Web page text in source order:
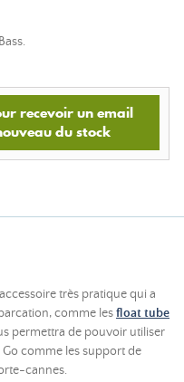
recevoir un email
du stock
très pratique qui a
comme lesfloat tube
permettra de pouvoir utiliser
comme les support de
cannes.